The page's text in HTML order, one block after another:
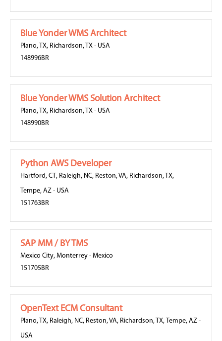
Blue Yonder WMS Architect
Plano, TX, Richardson, TX - USA
148996BR
Blue Yonder WMS Solution Architect
Plano, TX, Richardson, TX - USA
148990BR
Python AWS Developer
Hartford, CT, Raleigh, NC, Reston, VA, Richardson, TX,
Tempe, AZ - USA
151763BR
SAP MM / BY TMS
Mexico City, Monterrey - Mexico
151705BR
OpenText ECM Consultant
Plano, TX, Raleigh, NC, Reston, VA, Richardson, TX, Tempe, AZ -
USA